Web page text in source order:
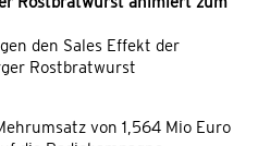
den Sales Effekt der
Rostbratwurst
von 1,564 Mio Euro